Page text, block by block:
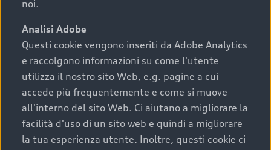
noi.
Analisi Adobe
Questi cookie vengono inseriti da Adobe Analytics
e raccolgono informazioni su come l'utente
utilizza il nostro sito Web, e.g. pagine a cui
accede più frequentemente e come si muove
all'interno del sito Web. Ci aiutano a migliorare la
facilità d'uso di un sito web e quindi a migliorare
la tua esperienza utente. Inoltre, questi cookie ci
acquistare un’auto usata, oltre al prezzo e all'aspetto,
chilometraggio: un valore contenuto corrisponde a
uno stato migliore del veicolo e a una maggiore
durata nel tempo;
cronologia dei tagliandi: una documentazione
completa della vettura certifica una manutenzione
costante e accurata;